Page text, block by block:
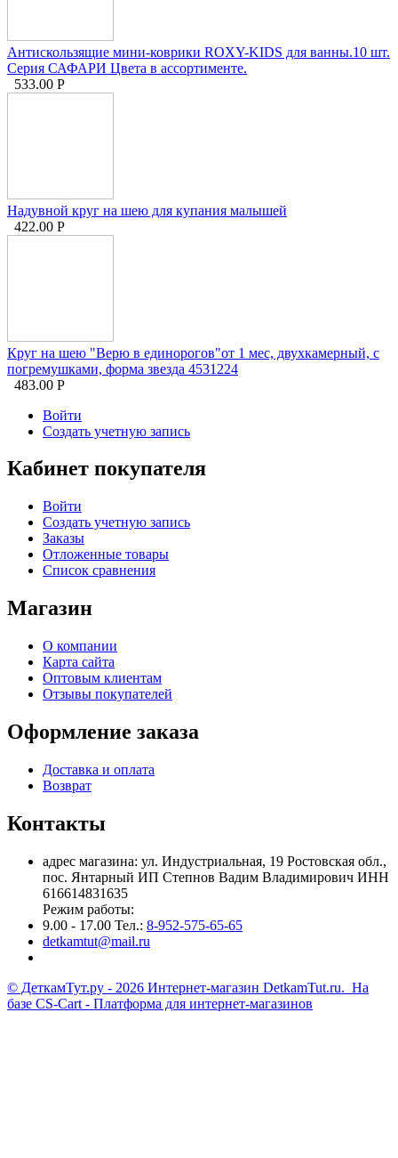
Антискользящие мини-коврики ROXY-KIDS для ванны.10 шт.
Серия САФАРИ Цвета в ассортименте.
533.00 Р
Надувной круг на шею для купания малышей
422.00 Р
Круг на шею "Верю в единорогов"от 1 мес, двухкамерный, с
погремушками, форма звезда 4531224
483.00 Р
Войти
Создать учетную запись
Кабинет покупателя
Войти
Создать учетную запись
Заказы
Отложенные товары
Список сравнения
Магазин
О компании
Карта сайта
Оптовым клиентам
Отзывы покупателей
Оформление заказа
Доставка и оплата
Возврат
Контакты
адрес магазина: ул. Индустриальная, 19 Ростовская обл.,
пос. Янтарный ИП Степнов Вадим Владимирович ИНН
616614831635
Режим работы:
9.00 - 17.00 Тел.: 8-952-575-65-65
detkamtut@mail.ru
© ДеткамТут.ру - 2026 Интернет-магазин DetkamTut.ru. На
базе CS-Cart - Платформа для интернет-магазинов